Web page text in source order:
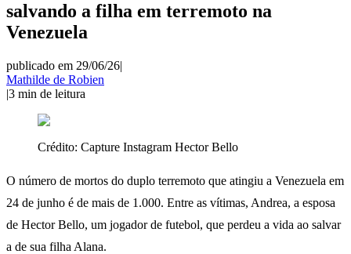
salvando a filha em terremoto na
Venezuela
publicado em 29/06/26|
Mathilde de Robien
|3 min de leitura
Crédito: Capture Instagram Hector Bello
O número de mortos do duplo terremoto que atingiu a Venezuela em
24 de junho é de mais de 1.000. Entre as vítimas, Andrea, a esposa
de Hector Bello, um jogador de futebol, que perdeu a vida ao salvar
a de sua filha Alana.